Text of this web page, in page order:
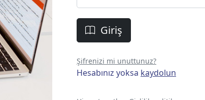
Giriş
Şifrenizi mi unuttunuz?
Hesabınız yoksa kaydolun